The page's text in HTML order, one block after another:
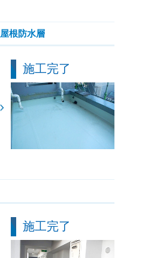
根防水層
施工完了
施工完了